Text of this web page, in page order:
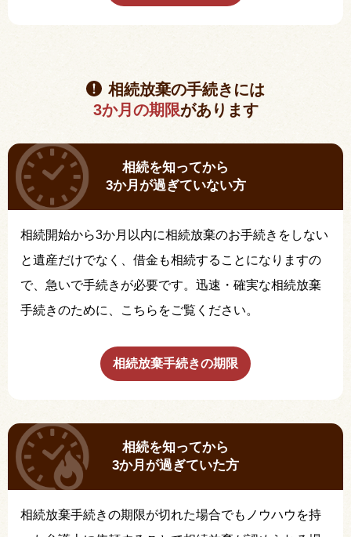
相続放棄の手続きには
3か月の期限があります
相続を知ってから
3か月が過ぎていない方
相続開始から3か月以内に相続放棄のお手続きをしない
と遺産だけでなく、借金も相続することになりますの
で、急いで手続きが必要です。迅速・確実な相続放棄
手続きのために、こちらをご覧ください。
相続放棄手続きの期限
相続を知ってから
3か月が過ぎていた方
相続放棄手続きの期限が切れた場合でもノウハウを持